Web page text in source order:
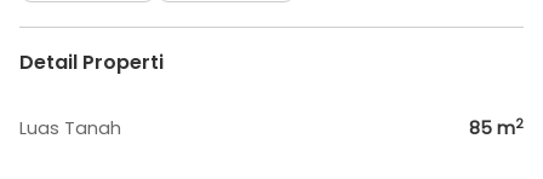
Detail Properti
Luas Tanah 85 m2